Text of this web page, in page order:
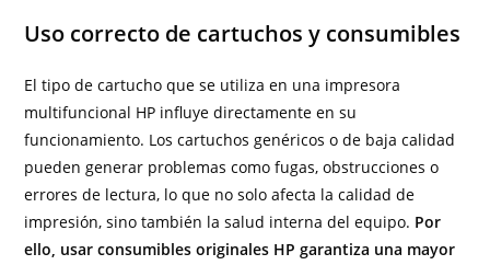
Uso correcto de cartuchos y consumibles
El tipo de cartucho que se utiliza en una impresora
multifuncional HP influye directamente en su
funcionamiento. Los cartuchos genéricos o de baja calidad
pueden generar problemas como fugas, obstrucciones o
errores de lectura, lo que no solo afecta la calidad de
impresión, sino también la salud interna del equipo. Por
ello, usar consumibles originales HP garantiza una mayor